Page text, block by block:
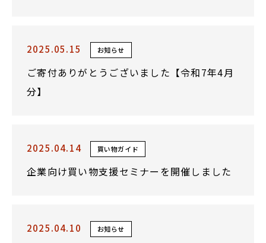
2025.05.15 お知らせ
ご寄付ありがとうございました【令和7年4月
分】
2025.04.14 買い物ガイド
企業向け買い物支援セミナーを開催しました
2025.04.10 お知らせ